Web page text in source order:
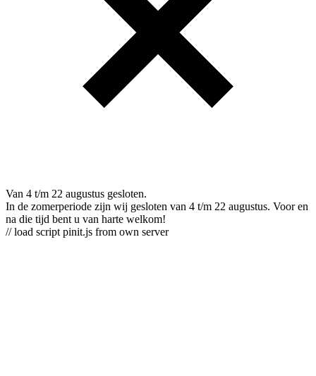
Van 4 t/m 22 augustus gesloten.
In de zomerperiode zijn wij gesloten van 4 t/m 22 augustus. Voor en
na die tijd bent u van harte welkom!
// load script pinit.js from own server